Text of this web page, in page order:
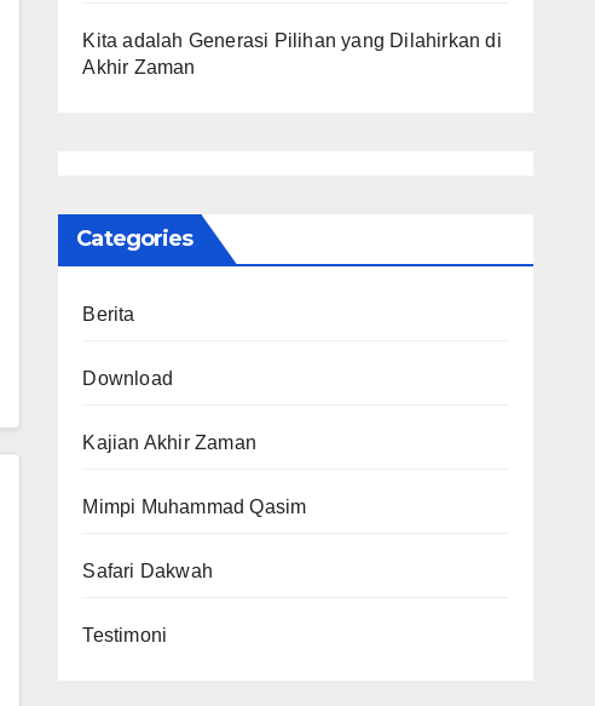
Kita adalah Generasi Pilihan yang Dilahirkan di
Akhir Zaman
Categories
Berita
Download
Kajian Akhir Zaman
Mimpi Muhammad Qasim
Safari Dakwah
Testimoni